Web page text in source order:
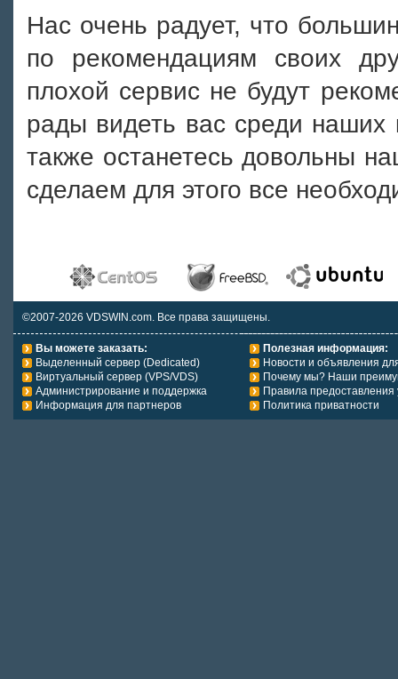
Нас очень радует, что
по рекомендациям своих
плохой сервис не будут
рады видеть вас среди наших
также останетесь довольны
сделаем для этого все
©2007-2026 VDSWIN.com. Все права защищены.
Вы можете заказать:
Выделенный сервер (Dedicated)
Виртуальный сервер (VPS/VDS)
Администрирование и поддержка
Информация для партнеров
Полезная информация:
Новости и объявления
Почему мы? Наши
Правила предоставления
Политика приватности